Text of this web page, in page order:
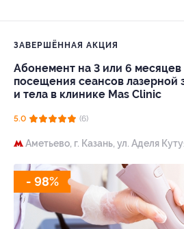
ЗАВЕРШЁННАЯ АКЦИЯ
Абонемент на 3 или 6 месяцев
посещения сеансов лазерной
и тела в клинике Mas Clinic
5.0 (6)
Аметьево, г. Казань, ул. Аделя
- 98%